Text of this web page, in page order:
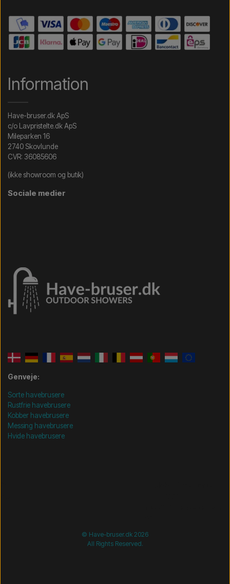
Information
Have-bruser.dk ApS
c/o Lavpristelte.dk ApS
Mileparken 16
2740 Skovlunde
CVR: 36085606
(ikke showroom og butik)
Sociale medier
Genveje:
Sorte havebrusere
Rustfrie havebrusere
Kobber havebrusere
Messing havebrusere
Hvide havebrusere
© Have-bruser.dk 2026
All Rights Reserved.